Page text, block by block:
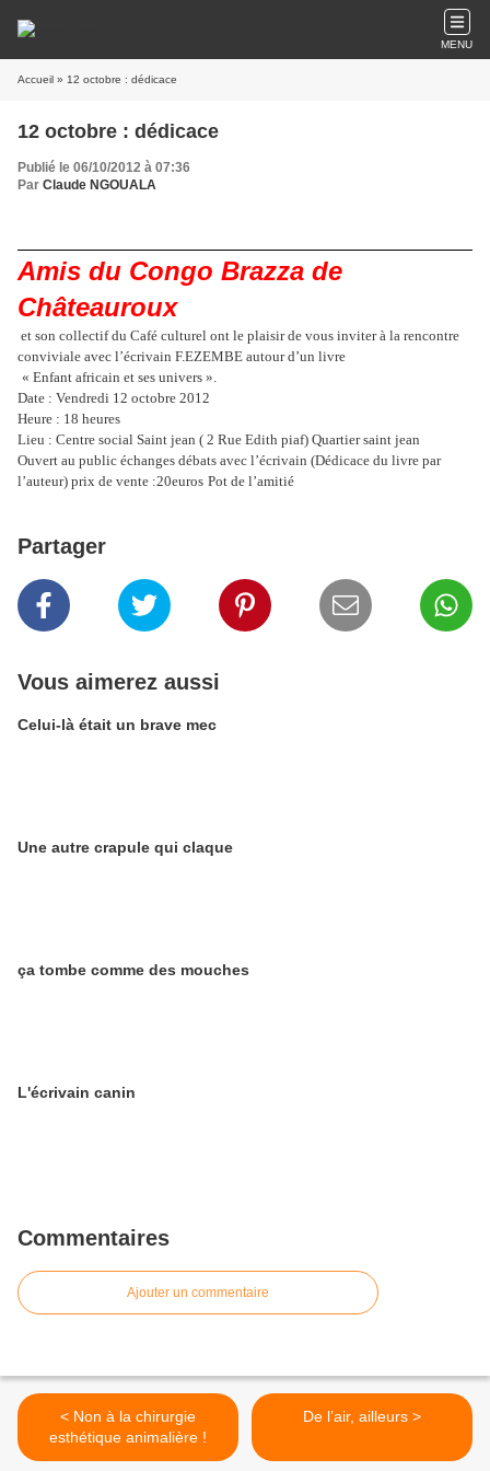
MENU
Accueil » 12 octobre : dédicace
12 octobre : dédicace
Publié le 06/10/2012 à 07:36
Par Claude NGOUALA
Amis du Congo Brazza de
Châteauroux
et son collectif du Café culturel ont le plaisir de vous inviter à la rencontre
conviviale avec l’écrivain F.EZEMBE autour d’un livre
« Enfant africain et ses univers ».
Date : Vendredi 12 octobre 2012
Heure : 18 heures
Lieu : Centre social Saint jean ( 2 Rue Edith piaf) Quartier saint jean
Ouvert au public échanges débats avec l’écrivain (Dédicace du livre par
l’auteur) prix de vente :20euros Pot de l’amitié
Partager
Vous aimerez aussi
Celui-là était un brave mec
Une autre crapule qui claque
ça tombe comme des mouches
L'écrivain canin
Commentaires
Ajouter un commentaire
< Non à la chirurgie
esthétique animalière !
De l’air, ailleurs >